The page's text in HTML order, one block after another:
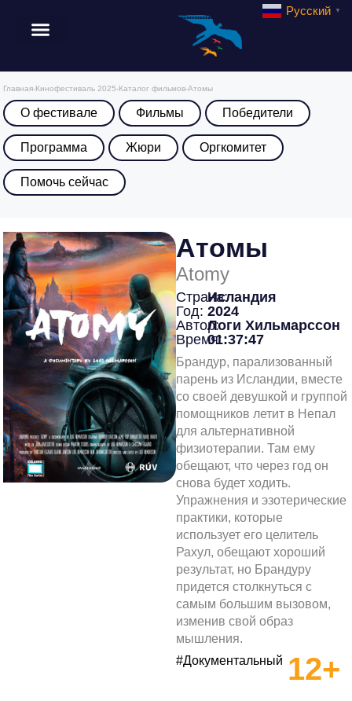
Русский ▼
Главная-Кинофестиваль 2025-Каталог фильмов-Атомы
О фестивале Фильмы Победители
Программа Жюри Оргкомитет
Помочь сейчас
Атомы
Atomy
Страна:Исландия
Год: 2024
Автор:Логи Хильмарссон
Время:01:37:47
Брандур, парализованный
парень из Исландии, вместе
со своей девушкой и группой
помощников летит в Непал
для альтернативной
физиотерапии. Там ему
обещают, что через год он
снова будет ходить.
Упражнения и эзотерические
практики, которые
использует его целитель
Рахул, обещают хороший
результат, но Брандуру
придется столкнуться с
самым большим вызовом,
изменив свой образ
мышления.
#Документальный 12+